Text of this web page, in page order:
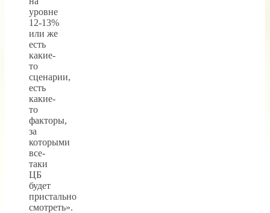
уровне
12-13%
или же
есть
какие-
то
сценарии,
есть
какие-
то
факторы,
за
которыми
все-
таки
ЦБ
будет
пристально
смотреть».